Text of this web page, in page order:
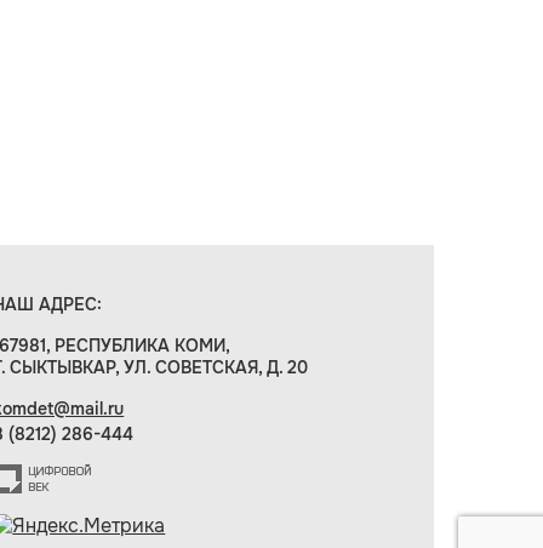
АДРЕС:
РЕСПУБЛИКА КОМИ,
СЫКТЫВКАР, УЛ. СОВЕТСКАЯ, Д. 20
(8212) 286-444